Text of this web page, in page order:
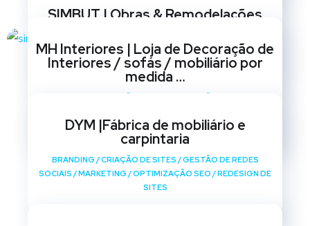
SIMBUT | Obras & Remodelações
SOCIAIS /MARKETING OPTIMIZAÇÃO SEO/ REDESIGN DE
SITES
MH Interiores | Loja de Decoração de
Interiores / sofás / mobiliário por
medida …
SITES
DYM |Fábrica de mobiliário e
carpintaria
BRANDING /CRIAÇÃO DE SITES /GESTÃO DE REDES
SOCIAIS /MARKETING /OPTIMIZAÇÃO SEO /REDESIGN DE
SITES